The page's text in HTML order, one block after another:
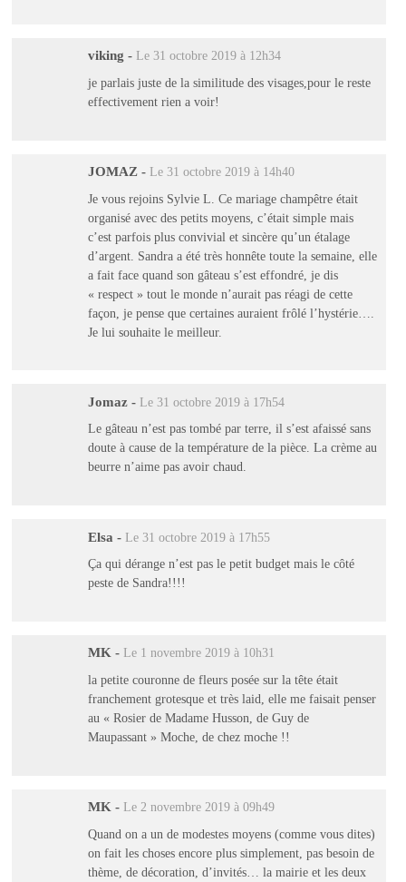
viking - Le 31 octobre 2019 à 12h34
je parlais juste de la similitude des visages,pour le reste
effectivement rien a voir!
JOMAZ - Le 31 octobre 2019 à 14h40
Je vous rejoins Sylvie L. Ce mariage champêtre était
organisé avec des petits moyens, c’était simple mais
c’est parfois plus convivial et sincère qu’un étalage
d’argent. Sandra a été très honnête toute la semaine, elle
a fait face quand son gâteau s’est effondré, je dis
« respect » tout le monde n’aurait pas réagi de cette
façon, je pense que certaines auraient frôlé l’hystérie….
Je lui souhaite le meilleur.
Jomaz - Le 31 octobre 2019 à 17h54
Le gâteau n’est pas tombé par terre, il s’est afaissé sans
doute à cause de la température de la pièce. La crème au
beurre n’aime pas avoir chaud.
Elsa - Le 31 octobre 2019 à 17h55
Ça qui dérange n’est pas le petit budget mais le côté
peste de Sandra!!!!
MK - Le 1 novembre 2019 à 10h31
la petite couronne de fleurs posée sur la tête était
franchement grotesque et très laid, elle me faisait penser
au « Rosier de Madame Husson, de Guy de
Maupassant » Moche, de chez moche !!
MK - Le 2 novembre 2019 à 09h49
Quand on a un de modestes moyens (comme vous dites)
on fait les choses encore plus simplement, pas besoin de
thème, de décoration, d’invités… la mairie et les deux